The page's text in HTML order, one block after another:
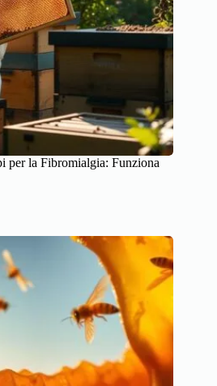
per la Fibromialgia: Funziona